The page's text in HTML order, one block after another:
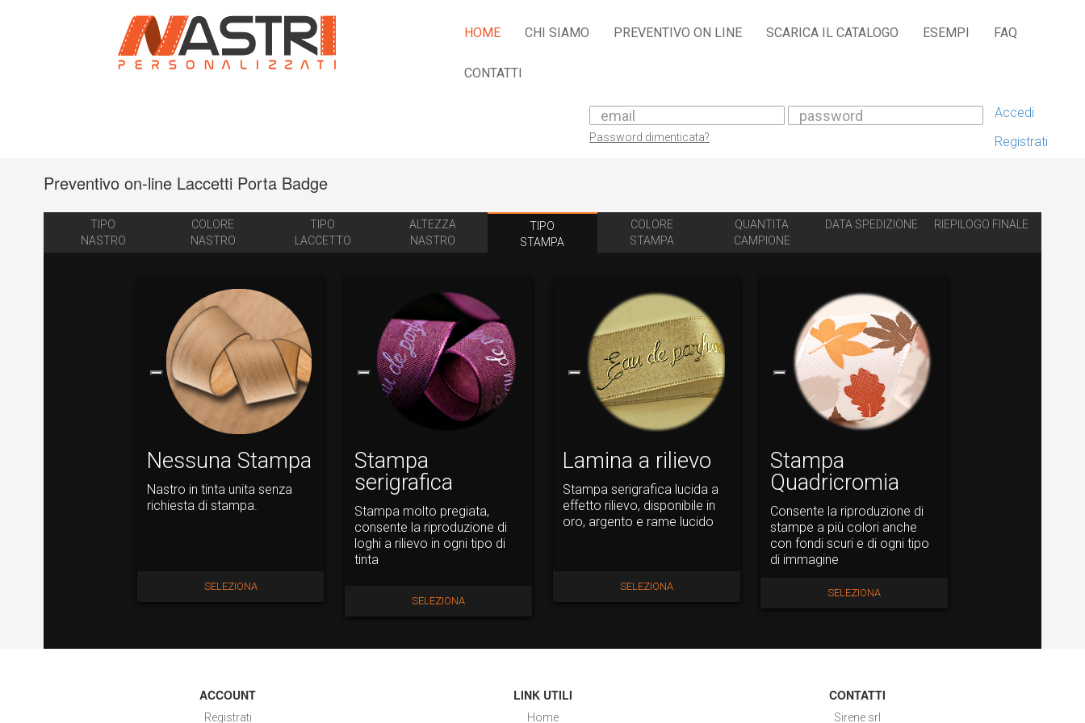
HOME CHI SIAMO PREVENTIVO ON LINE SCARICA IL CATALOGO ESEMPI FAQ
CONTATTI
Password dimenticata?
Accedi
Registrati
Preventivo on-line Laccetti Porta Badge
TIPO
NASTRO
COLORE
NASTRO
TIPO
LACCETTO
ALTEZZA
NASTRO
TIPO
STAMPA
COLORE
STAMPA
QUANTITA
CAMPIONE
DATA SPEDIZIONE RIEPILOGO FINALE
Nessuna Stampa
Nastro in tinta unita senza
richiesta di stampa.
SELEZIONA
Stampa
serigrafica
Stampa molto pregiata,
consente la riproduzione di
loghi a rilievo in ogni tipo di
tinta
SELEZIONA
Lamina a rilievo
Stampa serigrafica lucida a
effetto rilievo, disponibile in
oro, argento e rame lucido
SELEZIONA
Stampa
Quadricromia
Consente la riproduzione di
stampe a più colori anche
con fondi scuri e di ogni tipo
di immagine
SELEZIONA
ACCOUNT
Registrati
LINK UTILI
Home
CONTATTI
Sirene srl